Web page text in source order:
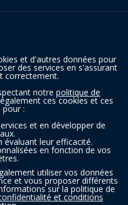
et d'autres données pour
des services en s'assurant
correctement.
notre politique de
ces cookies et ces
pour :
et en développer de
évaluant leur efficacité.
en fonction de vos
utiliser vos données
et vous proposer différents
sur la politique de
et conditions
‐ Tous droits réservés | JDC